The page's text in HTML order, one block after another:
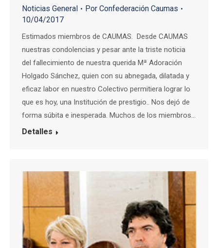
Noticias General Por Confederación Caumas
10/04/2017
Estimados miembros de CAUMAS. Desde CAUMAS
nuestras condolencias y pesar ante la triste noticia
del fallecimiento de nuestra querida Mª Adoración
Holgado Sánchez, quien con su abnegada, dilatada y
eficaz labor en nuestro Colectivo permitiera lograr lo
que es hoy, una Institución de prestigio.. Nos dejó de
forma súbita e inesperada. Muchos de los miembros…
Detalles